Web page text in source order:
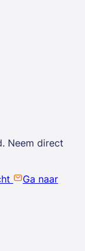
Neem direct
Ga naar